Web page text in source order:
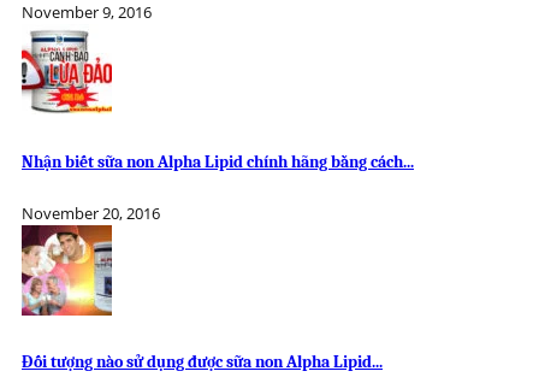
November 9, 2016
Nhận biết sữa non Alpha Lipid chính hãng bằng cách...
November 20, 2016
Đối tượng nào sử dụng được sữa non Alpha Lipid...